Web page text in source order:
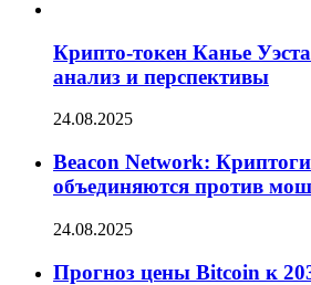
Крипто-токен Канье
анализ и перспективы
24.08.2025
Beacon Network:
объединяются против
24.08.2025
Прогноз цены Bitcoin к